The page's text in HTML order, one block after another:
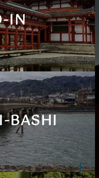
IN
BASHI